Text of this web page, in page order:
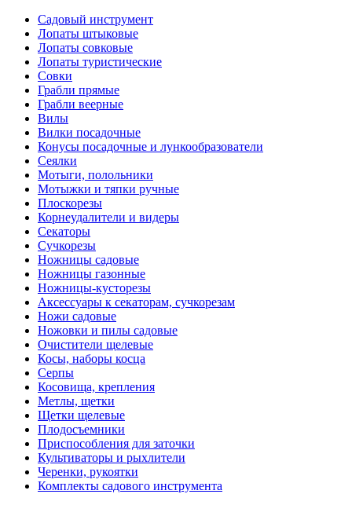
Садовый инструмент
Лопаты штыковые
Лопаты совковые
Лопаты туристические
Совки
Грабли прямые
Грабли веерные
Вилы
Вилки посадочные
Конусы посадочные и лункообразователи
Сеялки
Мотыги, полольники
Мотыжки и тяпки ручные
Плоскорезы
Корнеудалители и видеры
Секаторы
Сучкорезы
Ножницы садовые
Ножницы газонные
Ножницы-кусторезы
Аксессуары к секаторам, сучкорезам
Ножи садовые
Ножовки и пилы садовые
Очистители щелевые
Косы, наборы косца
Серпы
Косовища, крепления
Метлы, щетки
Щетки щелевые
Плодосъемники
Приспособления для заточки
Культиваторы и рыхлители
Черенки, рукоятки
Комплекты садового инструмента